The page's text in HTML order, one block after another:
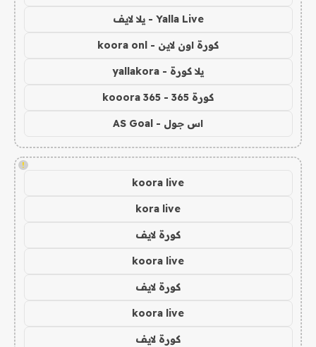
Yalla Live - يلا لايف
كورة اون لاين - koora onl
يلا كورة - yallakora
كورة 365 - kooora 365
اس جول - AS Goal
!
koora live
kora live
كورة لايف
koora live
كورة لايف
koora live
كورة لايف